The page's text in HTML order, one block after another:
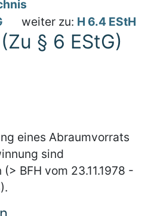
weiter zu: H 6.4 EStH
§ 6 EStG)
eines Abraumvorrats
sind
BFH vom 23.11.1978 -